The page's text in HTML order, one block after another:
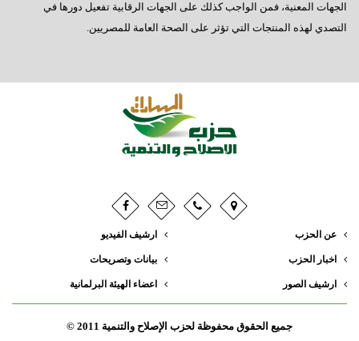
الجهات المعنية، فمن الواجب كذلك على الجهات الرقابية تفعيل دورها في
التصدي لهذه المنتجات التي تؤثر على الصحة العامة للمصريين.
عن الحزب
اخبار الحزب
ارشيف الصور
ارشيف الفيديو
بيانات وتصريحات
اعضاء الهيئة البرلمانية
جميع الحقوق محفوظة لحزب الإصلاح والتنمية 2011 ©